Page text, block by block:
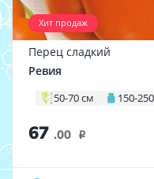
Хит продаж
Перец сладкий
Ревия
50-70 см 150-
67 .00 i